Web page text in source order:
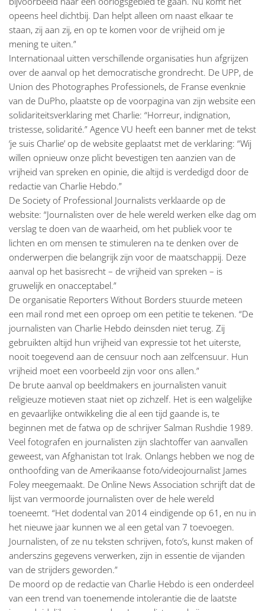
opeens heel dichtbij. Dan helpt alleen om naast elkaar te
staan, zij aan zij, en op te komen voor de vrijheid om je
mening te uiten.”
Internationaal uitten verschillende organisaties hun afgrijzen
over de aanval op het democratische grondrecht. De UPP, de
Union des Photographes Professionels, de Franse evenknie
van de DuPho, plaatste op de voorpagina van zijn website een
solidariteitsverklaring met Charlie: “Horreur, indignation,
tristesse, solidarité.” Agence VU heeft een banner met de tekst
‘je suis Charlie’ op de website geplaatst met de verklaring: “Wij
willen opnieuw onze plicht bevestigen ten aanzien van de
vrijheid van spreken en opinie, die altijd is verdedigd door de
redactie van Charlie Hebdo.”
De Society of Professional Journalists verklaarde op de
website: “Journalisten over de hele wereld werken elke dag om
verslag te doen van de waarheid, om het publiek voor te
lichten en om mensen te stimuleren na te denken over de
onderwerpen die belangrijk zijn voor de maatschappij. Deze
aanval op het basisrecht – de vrijheid van spreken – is
gruwelijk en onacceptabel.”
De organisatie Reporters Without Borders stuurde meteen
een mail rond met een oproep om een petitie te tekenen. “De
journalisten van Charlie Hebdo deinsden niet terug. Zij
gebruikten altijd hun vrijheid van expressie tot het uiterste,
nooit toegevend aan de censuur noch aan zelfcensuur. Hun
vrijheid moet een voorbeeld zijn voor ons allen.”
De brute aanval op beeldmakers en journalisten vanuit
religieuze motieven staat niet op zichzelf. Het is een walgelijke
en gevaarlijke ontwikkeling die al een tijd gaande is, te
beginnen met de fatwa op de schrijver Salman Rushdie 1989.
Veel fotografen en journalisten zijn slachtoffer van aanvallen
geweest, van Afghanistan tot Irak. Onlangs hebben we nog de
onthoofding van de Amerikaanse foto/videojournalist James
Foley meegemaakt. De Online News Association schrijft dat de
lijst van vermoorde journalisten over de hele wereld
toeneemt. “Het dodental van 2014 eindigende op 61, en nu in
het nieuwe jaar kunnen we al een getal van 7 toevoegen.
Journalisten, of ze nu teksten schrijven, foto’s, kunst maken of
anderszins gegevens verwerken, zijn in essentie de vijanden
van de strijders geworden.”
De moord op de redactie van Charlie Hebdo is een onderdeel
van een trend van toenemende intolerantie die de laatste